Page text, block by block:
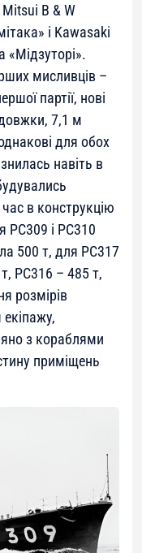
B & W
і Kawasaki
мисливців –
партії, нові
7,1 м
для обох
навіть в
в конструкцію
РС309 і РС310
500 т, для РС317
РС316 – 485 т,
розмірів
з кораблями
приміщень